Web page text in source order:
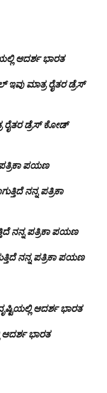
ಆದರ್ಶ ಭಾರತ
ಮಾತ್ರ ರೈತರ ಡ್ರೆಸ್‌
ಡ್ರೆಸ್‌ ಕೋಡ್
ಪಯಣ
ನನ್ನ ಪತ್ರಿಕಾ
ನನ್ನ ಪತ್ರಿಕಾ ಪಯಣ
ನನ್ನ ಪತ್ರಿಕಾ ಪಯಣ
ಆದರ್ಶ ಭಾರತ
ಆದರ್ಶ ಭಾರತ